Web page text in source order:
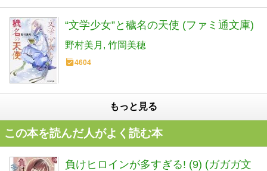
“文学少女”と穢名の天使 (ファミ通文庫)
野村美月 竹岡美穂
4604
もっと見る
この本を読んだ人がよく読む本
負けヒロインが多すぎる! (9) (ガガガ文